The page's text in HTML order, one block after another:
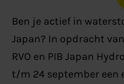
Ben je actief in
Japan? In opdracht
RVO en PIB Japan
t/m 24 september een